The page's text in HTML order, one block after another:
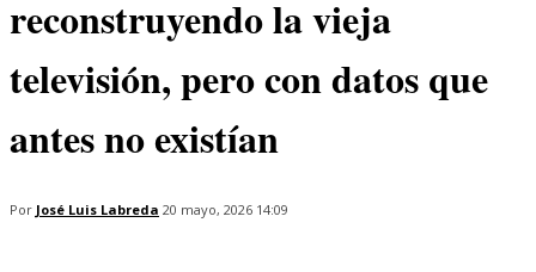
reconstruyendo la vieja
televisión, pero con datos que
antes no existían
Por José Luis Labreda 20 mayo, 2026 14:09